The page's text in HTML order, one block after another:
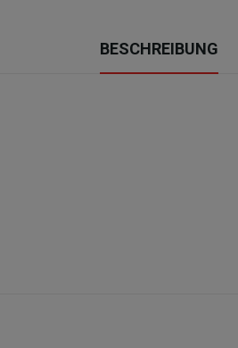
BESCHREIBUNG